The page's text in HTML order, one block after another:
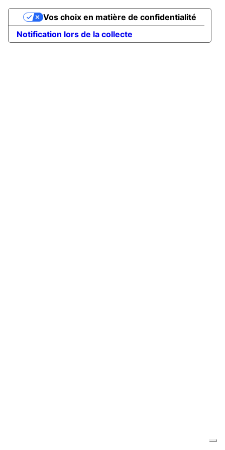
Notification lors de la collecte
Vos choix en matière de confidentialité